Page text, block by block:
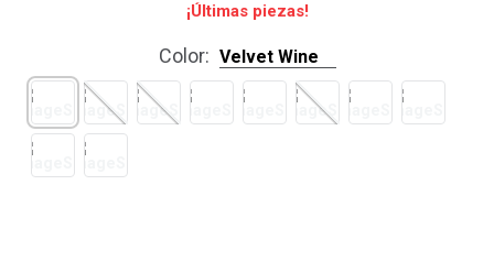
¡Últimas piezas!
Color: Velvet Wine